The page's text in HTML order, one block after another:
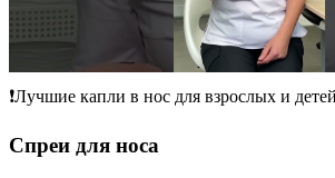
❗️Лучшие капли в нос для взрослых и
Спреи для носа